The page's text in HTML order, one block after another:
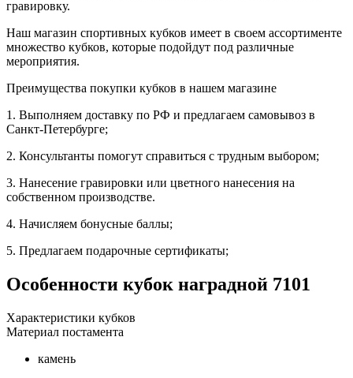
гравировку.
Наш магазин спортивных кубков имеет в своем ассортименте
множество кубков, которые подойдут под различные
мероприятия.
Преимущества покупки кубков в нашем магазине
1. Выполняем доставку по РФ и предлагаем самовывоз в
Санкт-Петербурге;
2. Консультанты помогут справиться с трудным выбором;
3. Нанесение гравировки или цветного нанесения на
собственном производстве.
4. Начисляем бонусные баллы;
5. Предлагаем подарочные сертификаты;
Особенности кубок наградной 7101
Характеристики кубков
Материал постамента
камень